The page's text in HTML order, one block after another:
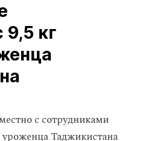
9,5 кг
с сотрудниками
Таджикистана